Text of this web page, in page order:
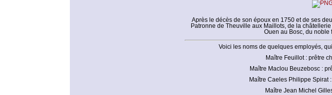
Après le décès de son époux en 1750 et de ses
Patronne de Theuville aux Maillots, de la
Ouen au Bosc, du noble
Voici les noms de quelques employés,
Maître Feuillot : prêtre
Maître Maclou Beuzebosc :
Maître Caeles Philippe Spirat
Maître Jean Michel